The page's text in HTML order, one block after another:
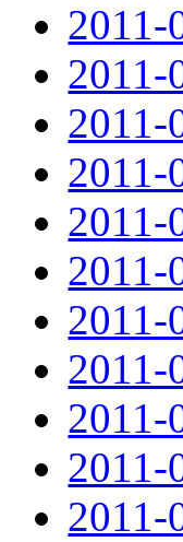
2011-
2011-
2011-
2011-
2011-
2011-
2011-
2011-
2011-